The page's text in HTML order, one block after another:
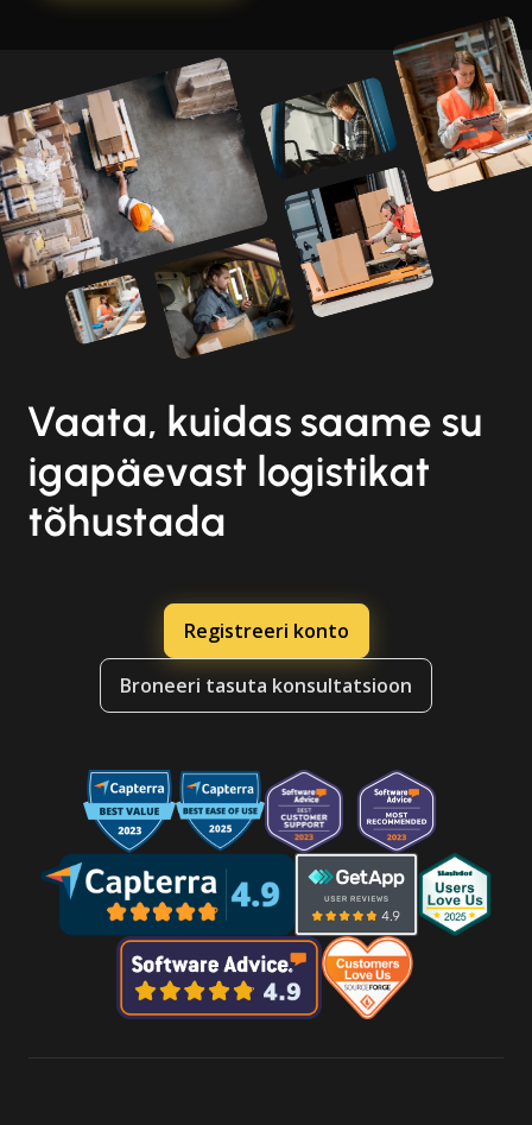
Vaata, kuidas saame su
igapäevast logistikat
tõhustada
Registreeri konto
Broneeri tasuta konsultatsioon